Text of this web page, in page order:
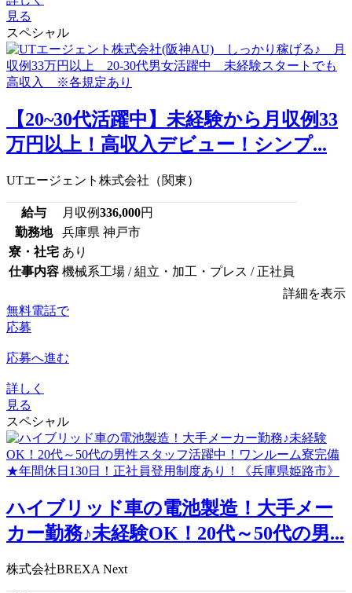
見る
スペシャル
【20~30代活躍中】未経験から月収例33
万円以上！高収入デビュー！シンプ...
UTエージェント株式会社（関東）
給与 月収例336,000円
勤務地
兵庫県 神戸市
寮・社宅 あり
仕事内容 機械系工場 / 組立・加工・プレス / 正社員
詳細を表示
無料電話で
応募
応募へ進む
詳しく
見る
スペシャル
ハイブリッド車の電池製造！大手メー
カー勤務♪未経験OK！20代～50代の男...
株式会社BREXA Next